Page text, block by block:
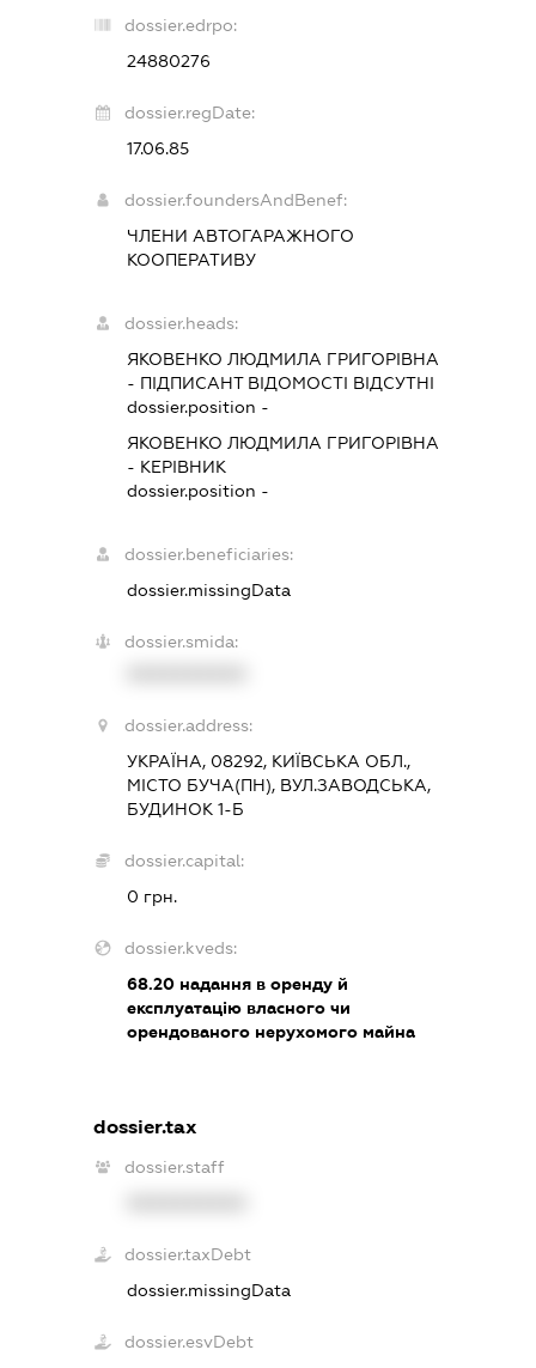
dossier.edrpo:
24880276
dossier.regDate:
17.06.85
dossier.foundersAndBenef:
ЧЛЕНИ АВТОГАРАЖНОГО
КООПЕРАТИВУ
dossier.heads:
ЯКОВЕНКО ЛЮДМИЛА ГРИГОРІВНА
- ПІДПИСАНТВІДОМОСТІ ВІДСУТНІ
dossier.position -
ЯКОВЕНКО ЛЮДМИЛА ГРИГОРІВНА
- КЕРІВНИК
dossier.position -
dossier.beneficiaries:
dossier.missingData
dossier.smida:
dossier.address:
УКРАЇНА, 08292, КИЇВСЬКА ОБЛ.,
МІСТО БУЧА(ПН), ВУЛ.ЗАВОДСЬКА,
БУДИНОК 1-Б
dossier.capital:
0 грн.
dossier.kveds:
68.20надання в оренду й
експлуатацію власного чи
орендованого нерухомого майна
dossier.tax
dossier.staff
dossier.taxDebt
dossier.missingData
dossier.esvDebt